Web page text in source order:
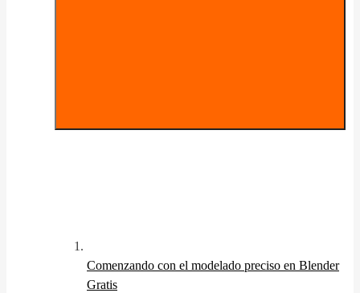
Comenzando con el modelado preciso en Blender
Gratis